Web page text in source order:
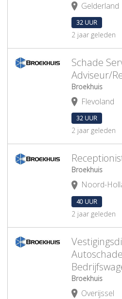
Gelderland
32 UUR
2 jaar geleden
Schade
Adviseur/
Broekhuis
Flevoland
32 UUR
2 jaar geleden
Broekhuis
Noord-
40 UUR
2 jaar geleden
Broekhuis
Overijssel